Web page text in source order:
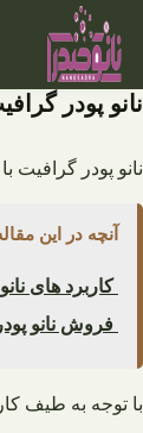
محتوا
نانو پودر
نانو پودر گرافیت با مشخصات و اندازه ذرات کمتر از ۸۰
آنچه در این
کاربرد های
فروش نانو
با توجه به طیف